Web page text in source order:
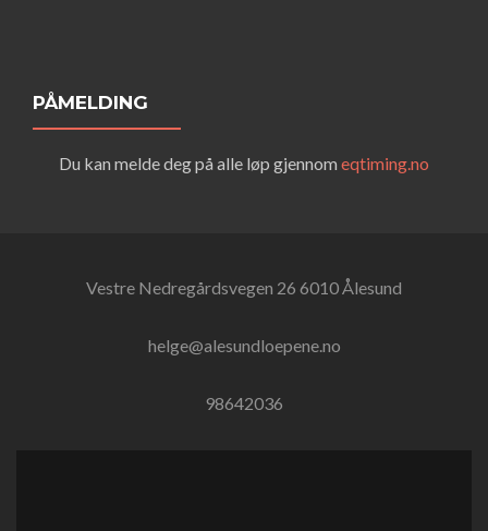
PÅMELDING
Du kan melde deg på alle løp gjennom eqtiming.no
Vestre Nedregårdsvegen 26 6010 Ålesund
helge@alesundloepene.no
98642036